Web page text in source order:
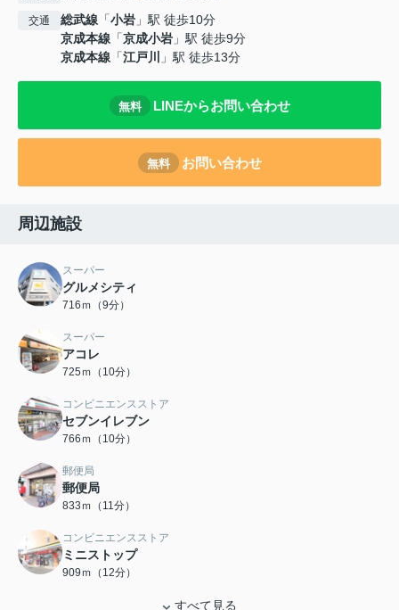
交通 総武線 「小岩 」駅 徒歩10分
京成本線 「京成小岩 」駅 徒歩9分
京成本線 「江戸川 」駅 徒歩13分
無料 LINEからお問い合わせ
無料 お問い合わせ
周辺施設
スーパー
グルメシティ
716ｍ（9分）
スーパー
アコレ
725ｍ（10分）
コンビニエンスストア
セブンイレブン
766ｍ（10分）
郵便局
郵便局
833ｍ（11分）
コンビニエンスストア
ミニストップ
909ｍ（12分）
すべて見る